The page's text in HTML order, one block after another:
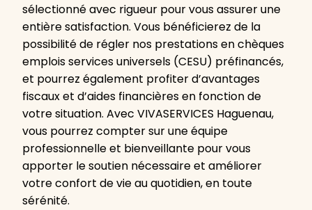
sélectionné avec rigueur pour vous assurer une
entière satisfaction. Vous bénéficierez de la
possibilité de régler nos prestations en chèques
emplois services universels (CESU) préfinancés,
et pourrez également profiter d’avantages
fiscaux et d’aides financières en fonction de
votre situation. Avec VIVASERVICES Haguenau,
vous pourrez compter sur une équipe
professionnelle et bienveillante pour vous
apporter le soutien nécessaire et améliorer
votre confort de vie au quotidien, en toute
sérénité.